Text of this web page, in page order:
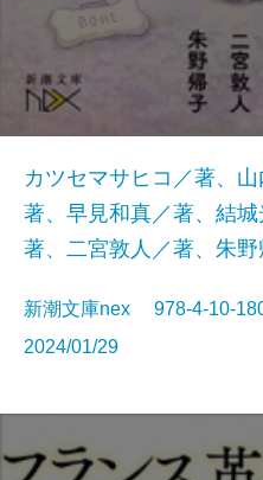
カツセマサヒコ／著、
著、早見和真／著、結
著、二宮敦人／著、朱
新潮文庫nex 978-4-10-
2024/01/29